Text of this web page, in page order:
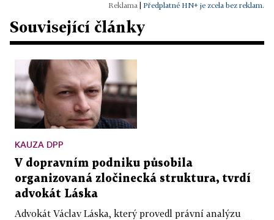
Předplatné HN+ je zcela bez reklam.
Související články
KAUZA DPP
V dopravním podniku působila
organizovaná zločinecká struktura, tvrdí
advokát Láska
Advokát Václav Láska, který provedl právní analýzu